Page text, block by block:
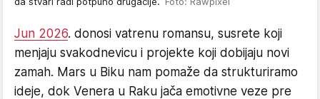
Jun 2026. donosi vatrenu romansu, susrete koji
menjaju svakodnevicu i projekte koji dobijaju novi
zamah. Mars u Biku nam pomaže da strukturiramo
ideje, dok Venera u Raku jača emotivne veze pre